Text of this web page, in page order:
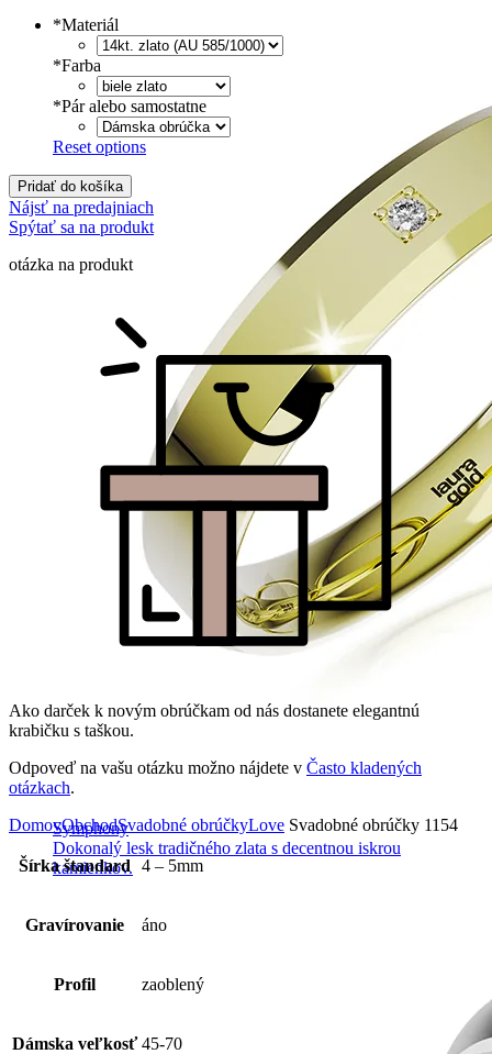
Symphony
Dokonalý lesk tradičného zlata s decentnou iskrou
kamienkov.
*Materiál
*Farba
*Pár alebo samostatne
Reset options
Pridať do košíka
Nájsť na predajniach
Spýtať sa na produkt
otázka na produkt
Ako darček k novým obrúčkam od nás dostanete elegantnú
krabičku s taškou.
Odpoveď na vašu otázku možno nájdete v Často kladených
otázkach.
DomovObchodSvadobné obrúčkyLove Svadobné obrúčky 1154
Šírka štandard 4 – 5mm
Gravírovanie áno
Profil zaoblený
Dámska veľkosť 45-70